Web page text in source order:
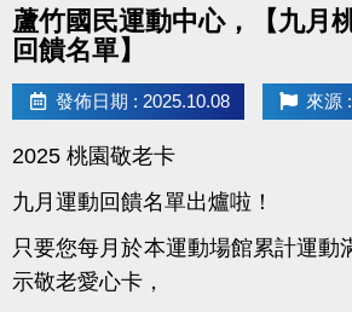
蘆竹國民運動中心，【九月
回饋名單】
發佈日期 : 2025.10.08 來源
2025 桃園敬老卡
九月運動回饋名單出爐啦！
只要您每月於本運動場館累計運動
示敬老愛心卡，